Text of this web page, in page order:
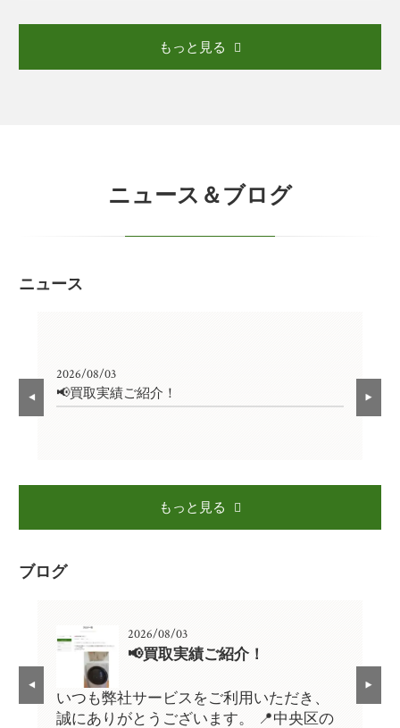
もっと見る
ニュース＆ブログ
ニュース
2026/08/03
📢買取実績ご紹介！
もっと見る
ブログ
2026/08/03
📢買取実績ご紹介！
いつも弊社サービスをご利用いただき、
誠にありがとうございます。 📍中央区の